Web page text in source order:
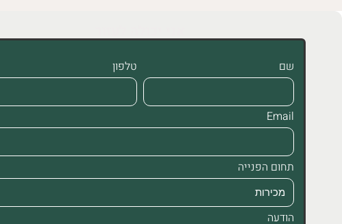
שם טלפון
Email
תחום הפנייה
הודעה